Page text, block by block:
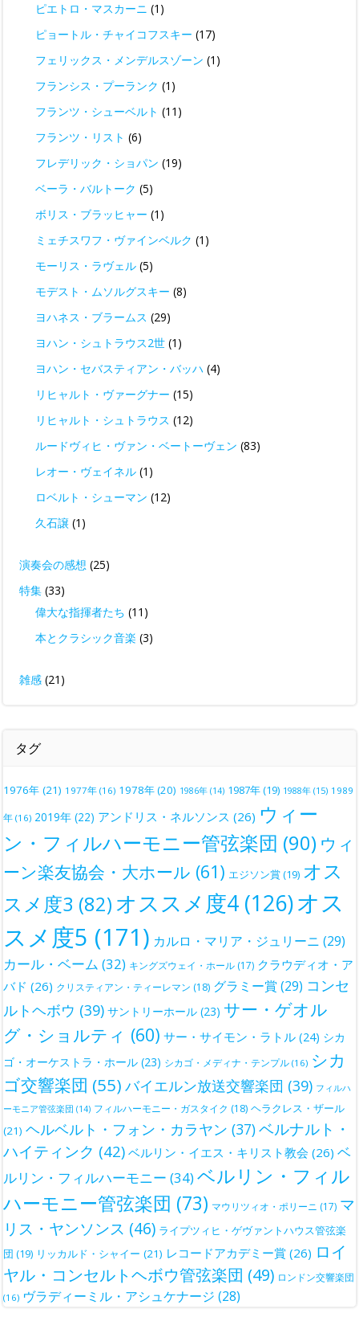
ピエトロ・マスカーニ (1)
ピョートル・チャイコフスキー (17)
フェリックス・メンデルスゾーン (1)
フランシス・プーランク (1)
フランツ・シューベルト (11)
フランツ・リスト (6)
フレデリック・ショパン (19)
ベーラ・バルトーク (5)
ボリス・ブラッヒャー (1)
ミェチスワフ・ヴァインベルク (1)
モーリス・ラヴェル (5)
モデスト・ムソルグスキー (8)
ヨハネス・ブラームス (29)
ヨハン・シュトラウス2世 (1)
ヨハン・セバスティアン・バッハ (4)
リヒャルト・ヴァーグナー (15)
リヒャルト・シュトラウス (12)
ルードヴィヒ・ヴァン・ベートーヴェン (83)
レオー・ヴェイネル (1)
ロベルト・シューマン (12)
久石譲 (1)
演奏会の感想 (25)
特集 (33)
偉大な指揮者たち (11)
本とクラシック音楽 (3)
雑感 (21)
タグ
1976年 (21) 1977年 (16) 1978年(20) 1986年 (14) 1987年(19) 1988年 (15) 1989
年 (16) 2019年 (22) アンドリス・ネルソンス (26) ウィー
ン・フィルハーモニー管弦楽団 (90) ウィ
ーン楽友協会・大ホール (61) エジソン賞(19) オス
スメ度3 (82) オススメ度4 (126)オス
スメ度5 (171) カルロ・マリア・ジュリーニ (29)
カール・ベーム (32) キングズウェイ・ホール (17) クラウディオ・ア
バド (26) クリスティアン・ティーレマン (18) グラミー賞 (29) コンセ
ルトヘボウ (39) サントリーホール (23) サー・ゲオル
グ・ショルティ (60) サー・サイモン・ラトル (24) シカ
ゴ・オーケストラ・ホール (23) シカゴ・メディナ・テンプル (16) シカ
ゴ交響楽団 (55) バイエルン放送交響楽団 (39) フィルハ
ーモニア管弦楽団 (14) フィルハーモニー・ガスタイク (18) ヘラクレス・ザール
(21) ヘルベルト・フォン・カラヤン (37)ベルナルト・
ハイティンク (42) ベルリン・イエス・キリスト教会 (26) ベ
ルリン・フィルハーモニー (34)ベルリン・フィル
ハーモニー管弦楽団 (73) マウリツィオ・ポリーニ (17) マ
リス・ヤンソンス (46) ライプツィヒ・ゲヴァントハウス管弦楽
団 (19) リッカルド・シャイー (21) レコードアカデミー賞 (26) ロイ
ヤル・コンセルトヘボウ管弦楽団 (49) ロンドン交響楽団
(16) ヴラディーミル・アシュケナージ (28)